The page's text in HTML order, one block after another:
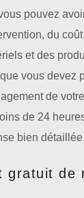
pouvez
du
et des
vous devez
de
de 24
bien détaillée.
gratuit de